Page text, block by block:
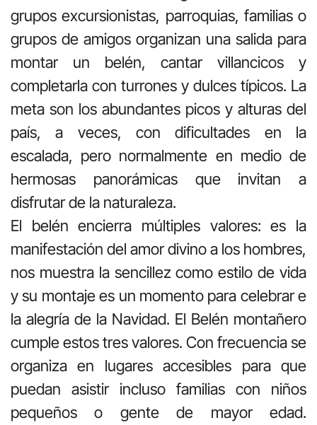
grupos excursionistas, parroquias, familias o
grupos de amigos organizan una salida para
montar un belén, cantar villancicos y
completarla con turrones y dulces típicos. La
meta son los abundantes picos y alturas del
país, a veces, con dificultades en la
escalada, pero normalmente en medio de
hermosas panorámicas que invitan a
disfrutar de la naturaleza.
El belén encierra múltiples valores: es la
manifestación del amor divino a los hombres,
nos muestra la sencillez como estilo de vida
y su montaje es un momento para celebrar e
la alegría de la Navidad. El Belén montañero
cumple estos tres valores. Con frecuencia se
organiza en lugares accesibles para que
puedan asistir incluso familias con niños
pequeños o gente de mayor edad.